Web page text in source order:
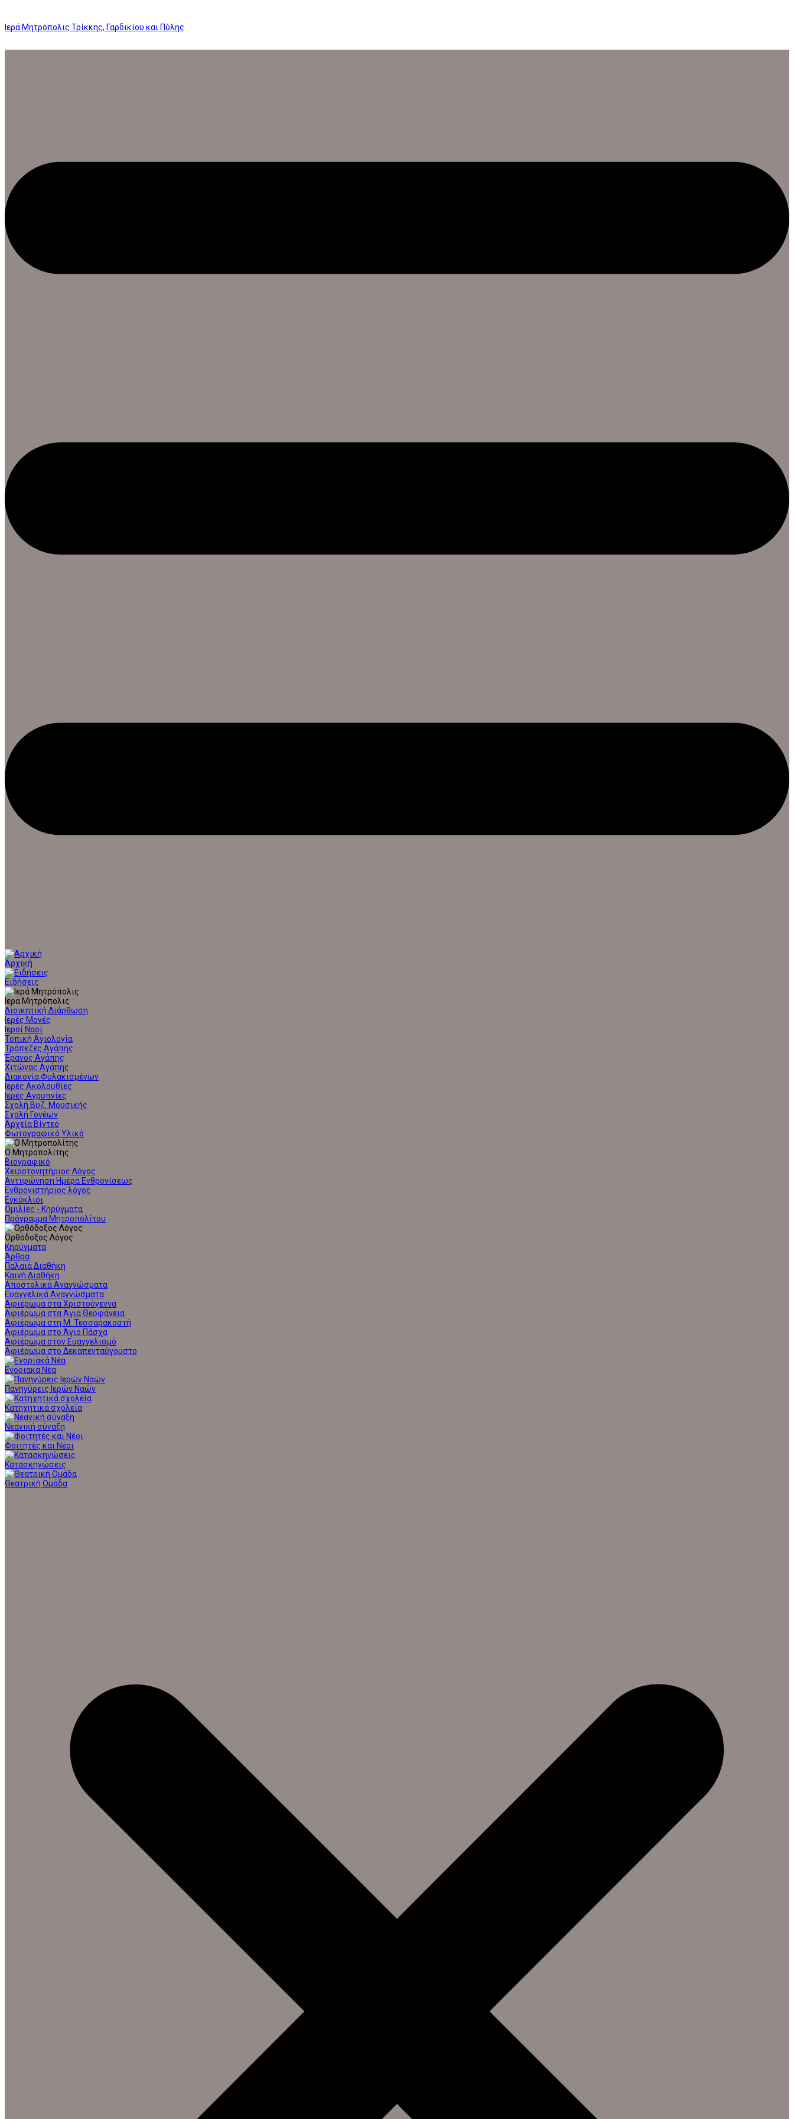
Ιερά Μητρόπολις Τρίκκης, Γαρδικίου και Πύλης
Αρχική
Ειδήσεις
Ιερά Μητρόπολις
Διοικητική Διάρθωση
Ιερές Μονές
Ιεροί Ναοί
Τοπική Αγιολογία
Τράπεζες Αγάπης
Έρανος Αγάπης
Χιτώνας Αγάπης
Διακονία Φυλακισμένων
Ιερές Ακολουθίες
Ιερές Αγρυπνίες
Σχολή Βυζ. Μουσικής
Σχολή Γονέων
Αρχεία Βίντεο
Φωτογραφικό Υλικό
Ο Μητροπολίτης
Βιογραφικό
Χειροτονητήριος Λόγος
Αντιφώνηση Ημέρα Ενθρονίσεως
Ενθρονιστήριος λόγος
Εγκύκλιοι
Ομιλίες - Κηρύγματα
Πρόγραμμα Μητροπολίτου
Ορθόδοξος Λόγος
Κηρύγματα
Άρθρα
Παλαιά Διαθήκη
Καινή Διαθήκη
Αποστολικά Αναγνώσματα
Ευαγγελικά Αναγνώσματα
Αφιέρωμα στα Χριστούγεννα
Αφιέρωμα στα Άγια Θεοφάνεια
Αφιέρωμα στη Μ. Τεσσαρακοστή
Αφιέρωμα στο Άγιο Πάσχα
Αφιέρωμα στον Ευαγγελισμό
Αφιέρωμα στο Δεκαπενταύγουστο
Ενοριακά Νέα
Πανηγύρεις Ιερών Ναών
Κατηχητικά σχολεία
Νεανική σύναξη
Φοιτητές και Νέοι
Κατασκηνώσεις
Θεατρική Ομάδα